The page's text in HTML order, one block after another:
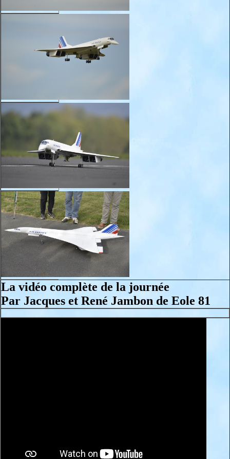
La vidéo complète de la journée
Par Jacques et René Jambon de Eole 81